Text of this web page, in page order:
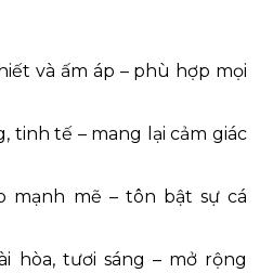
và ấm áp – phù hợp mọi
tinh tế – mang lại cảm giác
mạnh mẽ – tôn bật sự cá
hòa, tươi sáng – mở rộng